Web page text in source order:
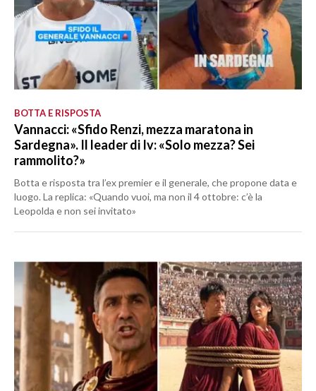
BOTTA E RISPOSTA
Vannacci: «Sfido Renzi, mezza maratona in
Sardegna». Il leader di Iv: «Solo mezza? Sei
rammolito?»
Botta e risposta tra l’ex premier e il generale, che propone data e
luogo. La replica: «Quando vuoi, ma non il 4 ottobre: c’è la
Leopolda e non sei invitato»